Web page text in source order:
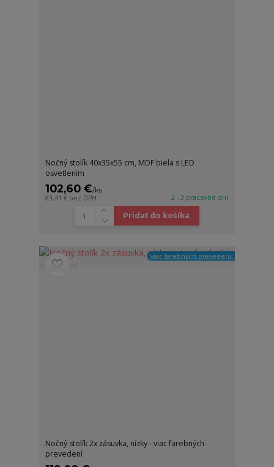
Nočný stolík 40x35x55 cm, MDF biela s LED
osvetlením
102,60 €/ks
83,41 € bez DPH 2 - 3 pracovné dni
Pridať do košíka
viac farebných prevedení
Nočný stolík 2x zásuvka, nízky - viac farebných
prevedení